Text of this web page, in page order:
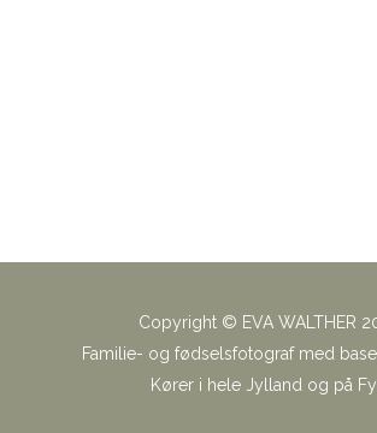
Copyright © EVA WALTHER
Familie- og fødselsfotograf med
Kører i hele Jylland og på